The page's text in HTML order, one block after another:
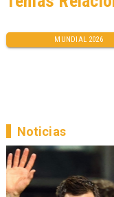
MUNDIAL 2026
Noticias